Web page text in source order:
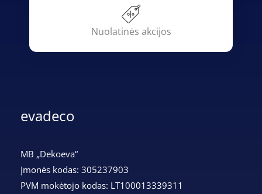
Nuolatinės akcijos
evadeco
MB „Dekoeva“
Įmonės kodas: 305237903
PVM mokėtojo kodas: LT100013339311